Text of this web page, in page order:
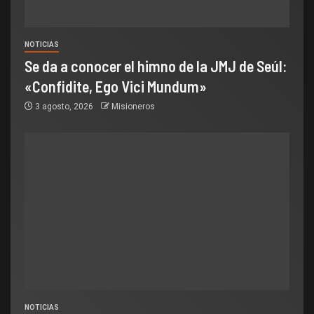
NOTICIAS
Se da a conocer el himno de la JMJ de Seúl:
«Confidite, Ego Vici Mundum»
3 agosto, 2026 Misioneros
NOTICIAS